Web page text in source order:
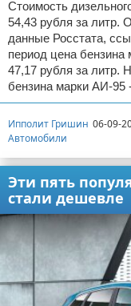
Стоимость
54,43 рубля за литр.
данные Росстата,
период цена
47,17 рубля за литр.
бензина марки АИ-95
Ипполит Гришин 06-09-
Автомобили
Эти пять
стали дешевле